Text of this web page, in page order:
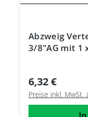
Abzweig
3/8"AG mit 1
6,32 €
Preise inkl. MwSt.